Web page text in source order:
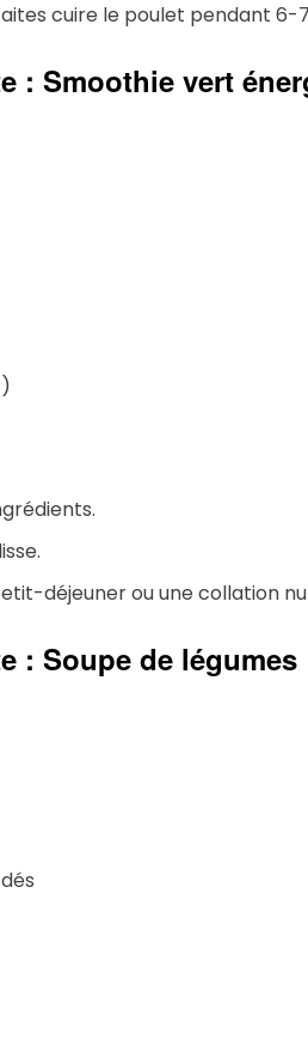
cuire le poulet pendant 6-
: Smoothie vert
déjeuner ou une collation
: Soupe de légumes